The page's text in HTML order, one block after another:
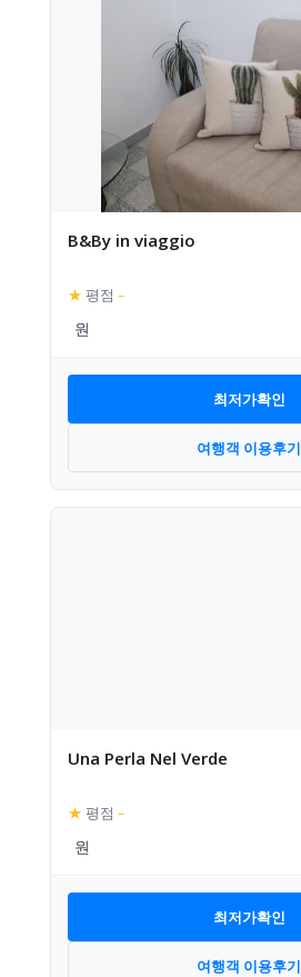
B&By in viaggio
★ 평점 –
최저가확인
여행객 이용후기
Una Perla Nel Verde
★ 평점 –
최저가확인
여행객 이용후기